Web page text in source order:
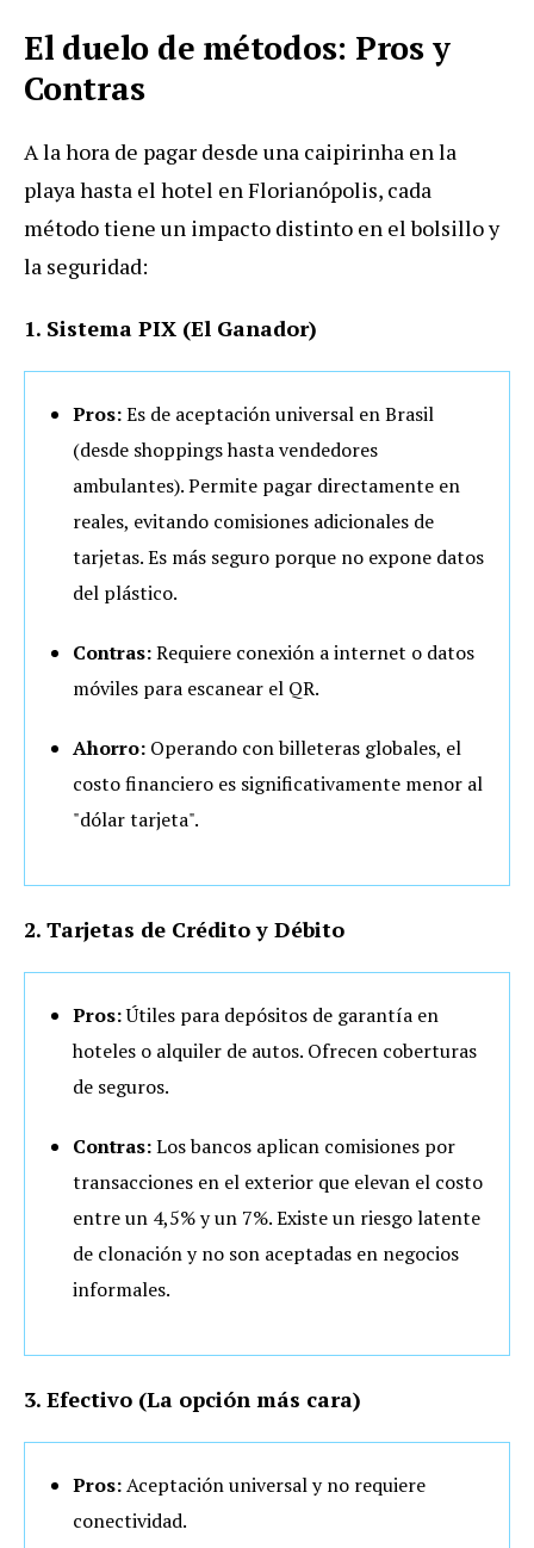
El duelo de métodos: Pros y
Contras
A la hora de pagar desde una caipirinha en la
playa hasta el hotel en Florianópolis, cada
método tiene un impacto distinto en el bolsillo y
la seguridad:
1. Sistema PIX (El Ganador)
Pros:Es de aceptación universal en Brasil
(desde shoppings hasta vendedores
ambulantes). Permite pagar directamente en
reales, evitando comisiones adicionales de
tarjetas. Es más seguro porque no expone datos
del plástico.
Contras:Requiere conexión a internet o datos
móviles para escanear el QR.
Ahorro: Operando con billeteras globales, el
costo financiero es significativamente menor al
"dólar tarjeta".
2. Tarjetas de Crédito y Débito
Pros:Útiles para depósitos de garantía en
hoteles o alquiler de autos. Ofrecen coberturas
de seguros.
Contras:Los bancos aplican comisiones por
transacciones en el exterior que elevan el costo
entre un 4,5% y un 7%. Existe un riesgo latente
de clonación y no son aceptadas en negocios
informales.
3. Efectivo (La opción más cara)
Pros:Aceptación universal y no requiere
conectividad.